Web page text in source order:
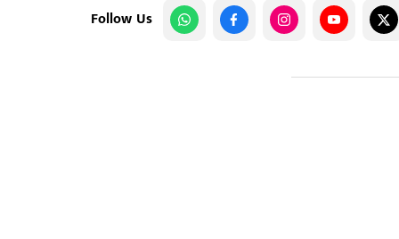
Follow Us